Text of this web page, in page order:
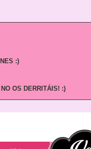
:)
OS DERRITÁIS! :)